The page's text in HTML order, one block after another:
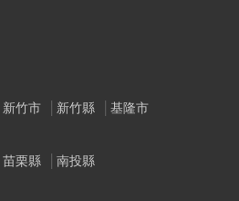
新竹市 新竹縣
基隆市
苗栗縣
南投縣